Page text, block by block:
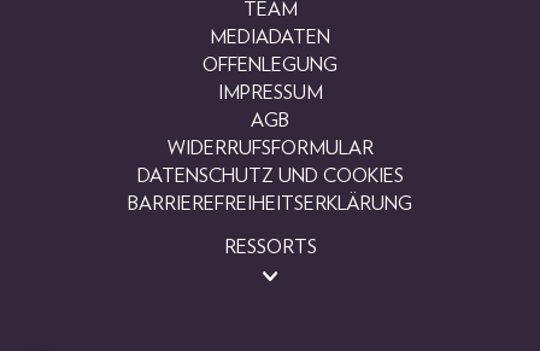
TEAM
MEDIADATEN
OFFENLEGUNG
IMPRESSUM
AGB
WIDERRUFSFORMULAR
DATENSCHUTZ UND COOKIES
BARRIEREFREIHEITSERKLÄRUNG
RESSORTS